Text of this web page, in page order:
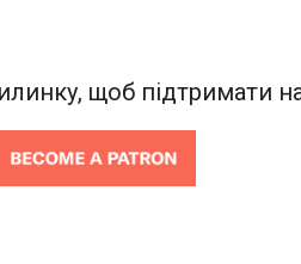
щоб підтримати